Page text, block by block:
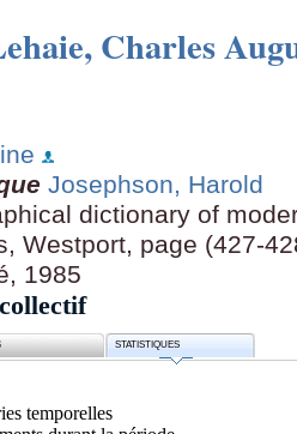
Charles
Josephson, Harold
dictionary of
Westport, page (427-
1985
STATISTIQUES